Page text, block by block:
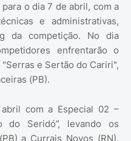
o dia 7 de abril, com a
e administrativas,
da competição. No dia
enfrentarão o
e Sertão do Cariri",
(PB).
com a Especial 02 –
Seridó”, levando os
a Currais Novos (RN).